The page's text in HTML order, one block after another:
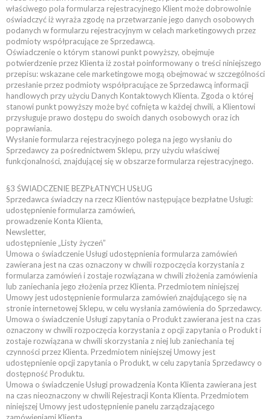
właściwego pola formularza rejestracyjnego Klient może dobrowolnie
oświadczyć iż wyraża zgodę na przetwarzanie jego danych osobowych
podanych w formularzu rejestracyjnym w celach marketingowych przez
podmioty współpracujące ze Sprzedawcą.
Oświadczenie o którym stanowi punkt powyższy, obejmuje
potwierdzenie przez Klienta iż został poinformowany o treści niniejszego
przepisu: wskazane cele marketingowe mogą obejmować w szczególności
przesłanie przez podmioty współpracujące ze Sprzedawcą informacji
handlowych przy użyciu Danych Kontaktowych Klienta. Zgoda o której
stanowi punkt powyższy może być cofnięta w każdej chwili, a Klientowi
przysługuje prawo dostępu do swoich danych osobowych oraz ich
poprawiania.
Wysłanie formularza rejestracyjnego polega na jego wysłaniu do
Sprzedawcy za pośrednictwem Sklepu, przy użyciu właściwej
funkcjonalności, znajdującej się w obszarze formularza rejestracyjnego.
§3 ŚWIADCZENIE BEZPŁATNYCH USŁUG
Sprzedawca świadczy na rzecz Klientów następujące bezpłatne Usługi:
udostępnienie formularza zamówień,
prowadzenie Konta Klienta,
Newsletter,
udostępnienie „Listy życzeń”
Umowa o świadczenie Usługi udostępnienia formularza zamówień
zawierana jest na czas oznaczony w chwili rozpoczęcia korzystania z
formularza zamówień i zostaje rozwiązana w chwili złożenia zamówienia
lub zaniechania jego złożenia przez Klienta. Przedmiotem niniejszej
Umowy jest udostępnienie formularza zamówień znajdującego się na
stronie internetowej Sklepu, w celu wysłania zamówienia do Sprzedawcy.
Umowa o świadczenie Usługi zapytania o Produkt zawierana jest na czas
oznaczony w chwili rozpoczęcia korzystania z opcji zapytania o Produkt i
zostaje rozwiązana w chwili skorzystania z niej lub zaniechania tej
czynności przez Klienta. Przedmiotem niniejszej Umowy jest
udostępnienie opcji zapytania o Produkt, w celu zapytania Sprzedawcy o
dostępność Produktu.
Umowa o świadczenie Usługi prowadzenia Konta Klienta zawierana jest
na czas nieoznaczony w chwili Rejestracji Konta Klienta. Przedmiotem
niniejszej Umowy jest udostępnienie panelu zarządzającego
zamówieniami Klienta.